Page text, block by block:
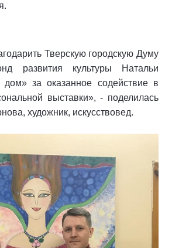
Тверскую городскую Думу
развития культуры Натальи
за оказанное содействие в
выставки», - поделилась
художник, искусствовед.